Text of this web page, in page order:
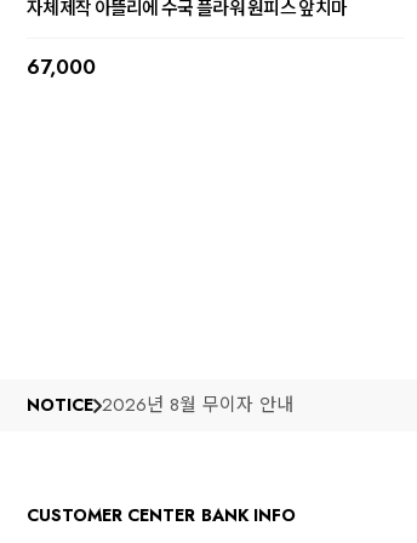
자체제작 아뜰리에 수국 플라워 원피스 앞치마
67,000
NOTICE 2026년 8월 무이자 안내
CUSTOMER CENTER BANK INFO